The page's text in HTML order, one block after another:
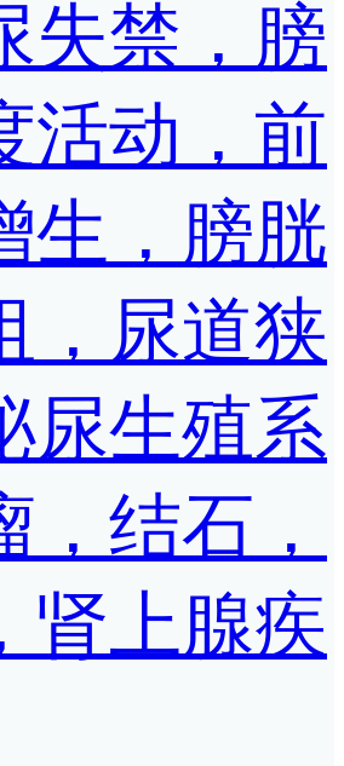
失禁，膀
活动，前
生，膀胱
，尿道狭
尿生殖系
，结石，
肾上腺疾